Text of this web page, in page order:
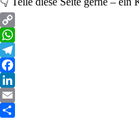
Copy
Link
WhatsApp
Telegram
Facebook
LinkedIn
Email